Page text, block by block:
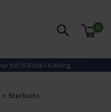
0
tid! // Butik i Kolding
Starbaits